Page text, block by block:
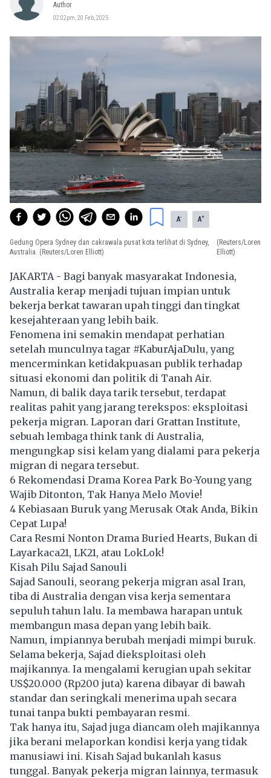
Author
02:02pm, 20 Feb, 2025
A- A+
Gedung Opera Sydney dan cakrawala pusat kota terlihat di Sydney,
Australia. (Reuters/Loren Elliott)
(Reuters/Loren
Elliott)
JAKARTA - Bagi banyak masyarakat Indonesia,
Australia kerap menjadi tujuan impian untuk
bekerja berkat tawaran upah tinggi dan tingkat
kesejahteraan yang lebih baik.
Fenomena ini semakin mendapat perhatian
setelah munculnya tagar #KaburAjaDulu, yang
mencerminkan ketidakpuasan publik terhadap
situasi ekonomi dan politik di Tanah Air.
Namun, di balik daya tarik tersebut, terdapat
realitas pahit yang jarang terekspos: eksploitasi
pekerja migran. Laporan dari Grattan Institute,
sebuah lembaga think tank di Australia,
mengungkap sisi kelam yang dialami para pekerja
migran di negara tersebut.
6 Rekomendasi Drama Korea Park Bo-Young yang
Wajib Ditonton, Tak Hanya Melo Movie!
4 Kebiasaan Buruk yang Merusak Otak Anda, Bikin
Cepat Lupa!
Cara Resmi Nonton Drama Buried Hearts, Bukan di
Layarkaca21, LK21, atau LokLok!
Kisah Pilu Sajad Sanouli
Sajad Sanouli, seorang pekerja migran asal Iran,
tiba di Australia dengan visa kerja sementara
sepuluh tahun lalu. Ia membawa harapan untuk
membangun masa depan yang lebih baik.
Namun, impiannya berubah menjadi mimpi buruk.
Selama bekerja, Sajad dieksploitasi oleh
majikannya. Ia mengalami kerugian upah sekitar
US$20.000 (Rp200 juta) karena dibayar di bawah
standar dan seringkali menerima upah secara
tunai tanpa bukti pembayaran resmi.
Tak hanya itu, Sajad juga diancam oleh majikannya
jika berani melaporkan kondisi kerja yang tidak
manusiawi ini. Kisah Sajad bukanlah kasus
tunggal. Banyak pekerja migran lainnya, termasuk